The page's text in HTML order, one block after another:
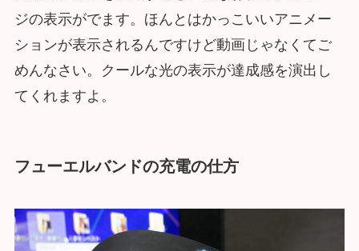
ジの表示がでます。ほんとはかっこいいアニメー
ションが表示されるんですけど動画じゃなくてご
めんなさい。クールな光の表示が達成感を演出し
てくれますよ。
フューエルバンドの充電の仕方